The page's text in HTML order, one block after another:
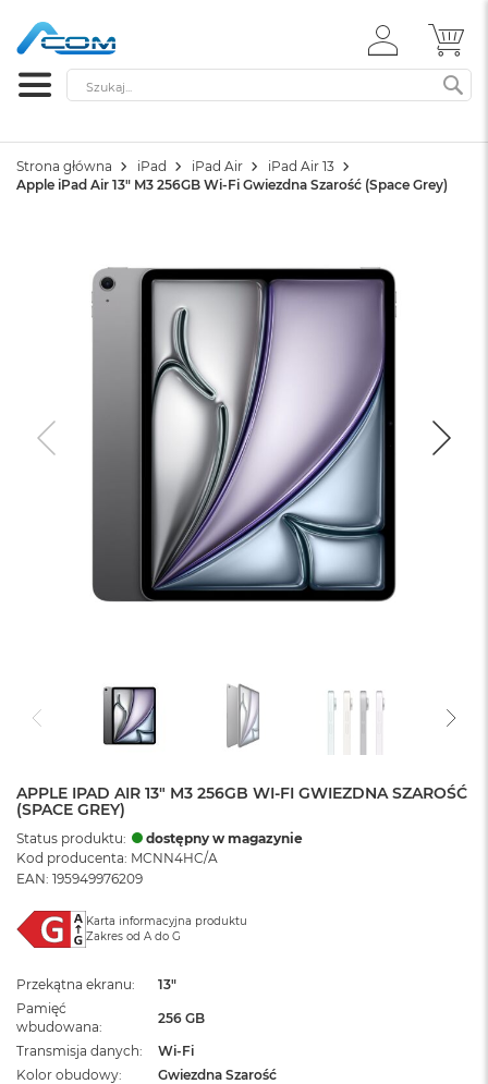
ZALOGUJ
SIĘ
Szukaj
Strona główna iPad iPad Air
iPad Air 13
Apple iPad Air 13" M3 256GB Wi-Fi Gwiezdna Szarość (Space Grey)
APPLE IPAD AIR 13" M3 256GB WI-FI GWIEZDNA SZAROŚĆ
(SPACE GREY)
Status produktu:
dostępny w magazynie
Kod producenta: MCNN4HC/A
EAN: 195949976209
Karta informacyjna produktu
Zakres od A do G
Przekątna ekranu
13"
Pamięć
wbudowana
256 GB
Transmisja danych
Wi-Fi
Kolor obudowy
Gwiezdna Szarość